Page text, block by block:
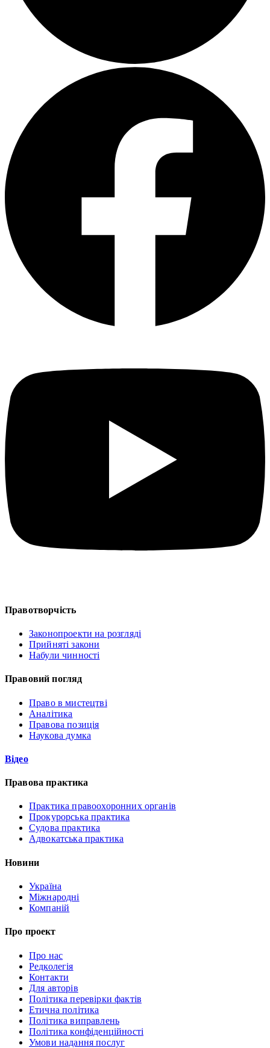
Правотворчість
Законопроекти на розгляді
Прийняті закони
Набули чинності
Правовий погляд
Право в мистецтві
Аналітика
Правова позиція
Наукова думка
Відео
Правова практика
Практика правоохоронних органів
Прокурорська практика
Судова практика
Адвокатська практика
Новини
Україна
Міжнародні
Компаній
Про проект
Про нас
Редколегія
Контакти
Для авторів
Політика перевірки фактів
Етична політика
Політика виправлень
Політика конфіденційності
Умови надання послуг